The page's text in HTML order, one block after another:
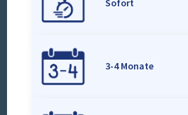
Sofort
3-4 Monate